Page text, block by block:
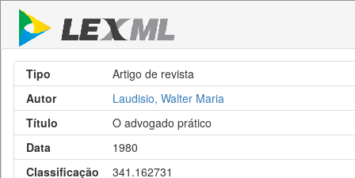
Tipo
Artigo de revista
Autor
Laudisio, Walter Maria
Título
O advogado prático
Data
1980
Classificação
341.162731